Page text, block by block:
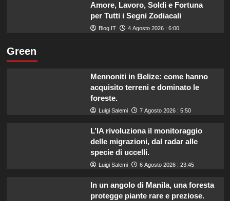
Amore, Lavoro, Soldi e Fortuna
per Tutti i Segni Zodiacali
Blog.IT 4 Agosto 2026 : 6:00
Green
Mennoniti in Belize: come hanno
acquisito terreni e dominato le
foreste.
Luigi Salemi 7 Agosto 2026 : 5:50
L’IA rivoluziona il monitoraggio
delle migrazioni, dal radar alle
specie di uccelli.
Luigi Salemi 6 Agosto 2026 : 23:45
In un angolo di Manila, una foresta
protegge piante rare e preziose.